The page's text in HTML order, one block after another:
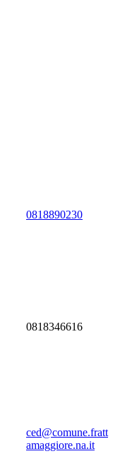
0818890230
0818346616
ced@comune.fratt
amaggiore.na.it